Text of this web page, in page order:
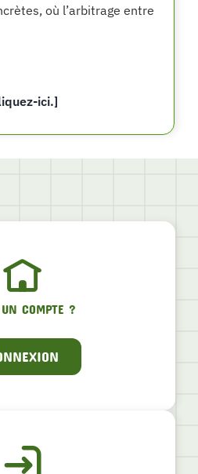
où l’arbitrage entre
ici.]
COMPTE ?